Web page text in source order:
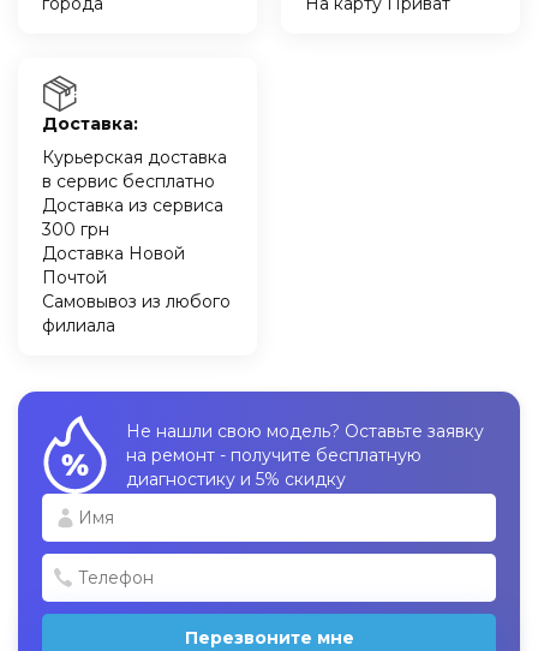
Доставка:
Курьерская доставка
в сервис бесплатно
Доставка из сервиса
300 грн
Доставка Новой
Почтой
Самовывоз из любого
филиала
Не нашли свою модель? Оставьте заявку
на ремонт - получите бесплатную
диагностику и 5% скидку
Перезвоните мне